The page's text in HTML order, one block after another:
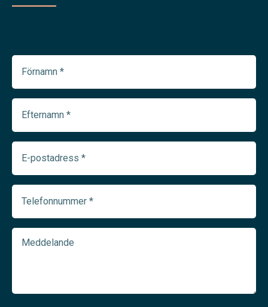
Förnamn
(Required)
Efternamn
(Required)
E-
postadress
(Required)
Telefonnummer
(Required)
Meddelande